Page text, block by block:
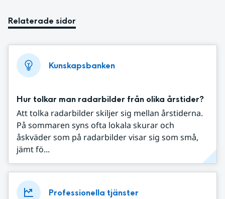
Relaterade sidor
Kunskapsbanken
Hur tolkar man radarbilder från olika årstider?
Att tolka radarbilder skiljer sig mellan årstiderna.
På sommaren syns ofta lokala skurar och
åskväder som på radarbilder visar sig som små,
jämt fö...
Professionella tjänster